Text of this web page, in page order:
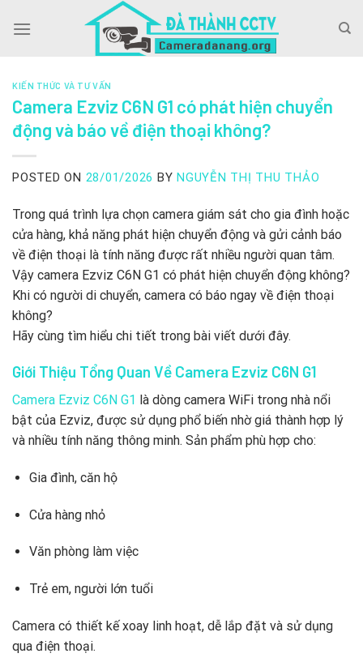
KIẾN THỨC VÀ TƯ VẤN
Camera Ezviz C6N G1 có phát hiện chuyển
động và báo về điện thoại không?
POSTED ON 28/01/2026 BY NGUYỄN THỊ THU THẢO
Trong quá trình lựa chọn camera giám sát cho gia đình hoặc
cửa hàng, khả năng phát hiện chuyển động và gửi cảnh báo
về điện thoại là tính năng được rất nhiều người quan tâm.
Vậy camera Ezviz C6N G1 có phát hiện chuyển động không?
Khi có người di chuyển, camera có báo ngay về điện thoại
không?
Hãy cùng tìm hiểu chi tiết trong bài viết dưới đây.
Giới Thiệu Tổng Quan Về Camera Ezviz C6N G1
Camera Ezviz C6N G1 là dòng camera WiFi trong nhà nổi
bật của Ezviz, được sử dụng phổ biến nhờ giá thành hợp lý
và nhiều tính năng thông minh. Sản phẩm phù hợp cho:
Gia đình, căn hộ
Cửa hàng nhỏ
Văn phòng làm việc
Trẻ em, người lớn tuổi
Camera có thiết kế xoay linh hoạt, dễ lắp đặt và sử dụng
qua điện thoại.